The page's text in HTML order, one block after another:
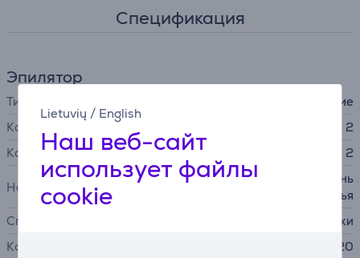
Lietuvių / English
Наш веб-сайт
использует файлы
cookie
Спецификация
Эпилятор
Тип
сухое использование
Количество скоростей
2
Количество насадок
2
Насадки
насадка для бритья, гребень
для бритья
Способ эпиляции
щипчики
Количество пинцетов
20